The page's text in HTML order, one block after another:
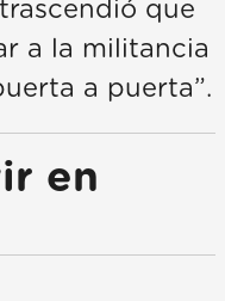
que
a la militancia
a puerta”.
en